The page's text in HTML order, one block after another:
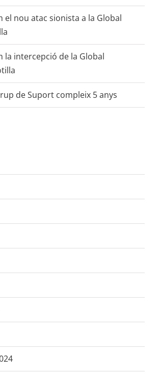
el nou atac sionista a la Global
la intercepció de la Global
de Suport compleix 5 anys